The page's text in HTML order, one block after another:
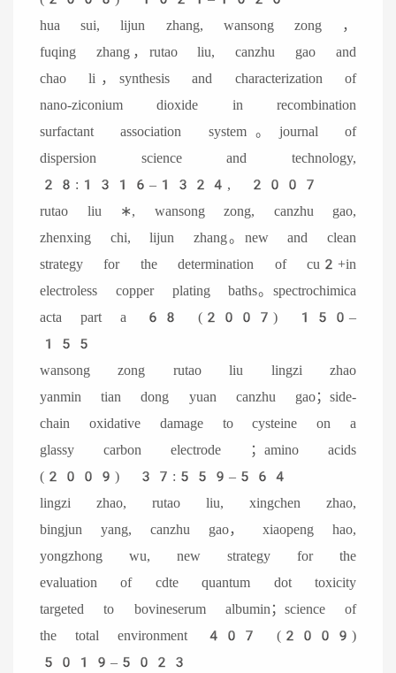
hua sui, lijun zhang, wansong zong ，
fuqing zhang，rutao liu, canzhu gao and
chao li，synthesis and characterization of
nano-ziconium dioxide in recombination
surfactant association system。journal of
dispersion science and technology,
28:1316–1324, 2007
rutao liu ∗, wansong zong, canzhu gao,
zhenxing chi, lijun zhang。new and clean
strategy for the determination of cu2+in
electroless copper plating baths。spectrochimica
acta part a 68 (2007) 150–
155
wansong zong rutao liu lingzi zhao
yanmin tian dong yuan canzhu gao；side-
chain oxidative damage to cysteine on a
glassy carbon electrode ；amino acids
(2009) 37:559–564
lingzi zhao, rutao liu, xingchen zhao,
bingjun yang, canzhu gao， xiaopeng hao,
yongzhong wu, new strategy for the
evaluation of cdte quantum dot toxicity
targeted to bovineserum albumin；science of
the total environment 407 (2009)
5019–5023